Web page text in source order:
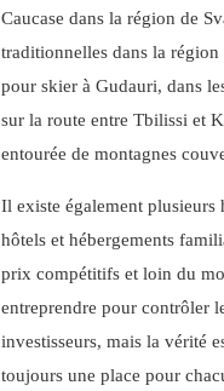
Caucase dans la région de
traditionnelles dans la
pour skier à Gudauri, dans
sur la route entre Tbilissi et
entourée de montagnes
Il existe également plusieurs
hôtels et hébergements
prix compétitifs et loin du
entreprendre pour contrôler
investisseurs, mais la vérité
toujours une place pour